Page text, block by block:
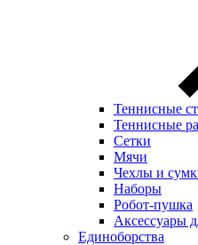
Теннисные
Теннисные
Сетки
Мячи
Чехлы и
Наборы
Робот-пушка
Аксессуары
Единоборства